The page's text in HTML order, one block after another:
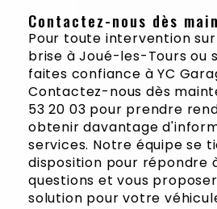
Contactez-nous dès
Pour toute intervention
brise à Joué-les-Tours ou
faites confiance à YC
Contactez-nous dès
53 20 03 pour prendre
obtenir davantage
services. Notre équipe se
disposition pour répondre
questions et vous
solution pour votre